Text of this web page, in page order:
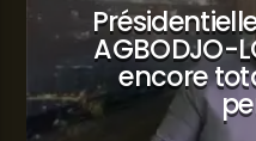
AGBODJO-
encore